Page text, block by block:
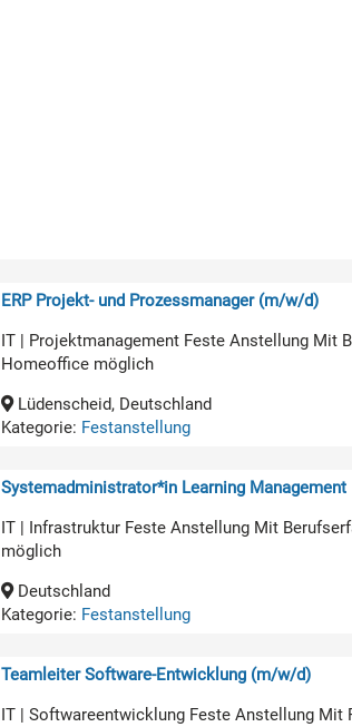
ERP Projekt- und Prozessmanager (m/w/d)
IT | Projektmanagement Feste Anstellung Mit
Homeoffice möglich
Lüdenscheid, Deutschland
Kategorie: Festanstellung
Systemadministrator*in Learning Management
IT | Infrastruktur Feste Anstellung Mit
möglich
Deutschland
Kategorie: Festanstellung
Teamleiter Software-Entwicklung (m/w/d)
IT | Softwareentwicklung Feste Anstellung